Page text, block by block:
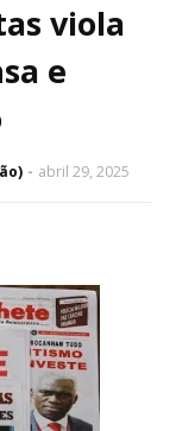
viola
e
abril 29, 2025